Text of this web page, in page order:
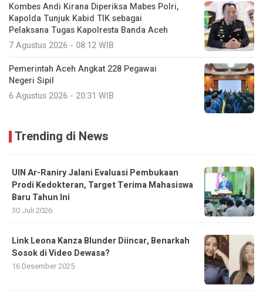
Kombes Andi Kirana Diperiksa Mabes Polri,
Kapolda Tunjuk Kabid TIK sebagai
Pelaksana Tugas Kapolresta Banda Aceh
7 Agustus 2026 - 08:12 WIB
Pemerintah Aceh Angkat 228 Pegawai
Negeri Sipil
6 Agustus 2026 - 20:31 WIB
Trending di News
UIN Ar-Raniry Jalani Evaluasi Pembukaan
Prodi Kedokteran, Target Terima Mahasiswa
Baru Tahun Ini
30 Juli 2026
Link Leona Kanza Blunder Diincar, Benarkah
Sosok di Video Dewasa?
16 Desember 2025